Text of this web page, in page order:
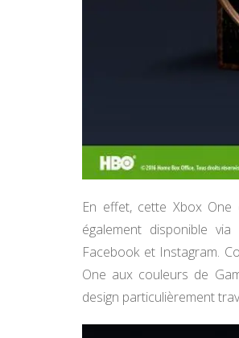
En effet, cette Xbox
également disponible via
Facebook et Instagram.
One aux couleurs de
design particulièrement